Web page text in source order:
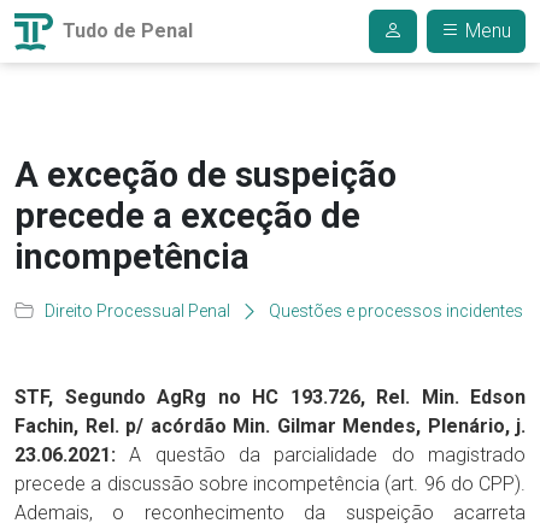
Tudo de Penal Menu
A exceção de suspeição
precede a exceção de
incompetência
Direito Processual Penal Questões e processos incidentes
STF, Segundo AgRg no HC 193.726, Rel. Min. Edson
Fachin, Rel. p/ acórdão Min. Gilmar Mendes, Plenário, j.
23.06.2021: A questão da parcialidade do magistrado
precede a discussão sobre incompetência (art. 96 do CPP).
Ademais, o reconhecimento da suspeição acarreta